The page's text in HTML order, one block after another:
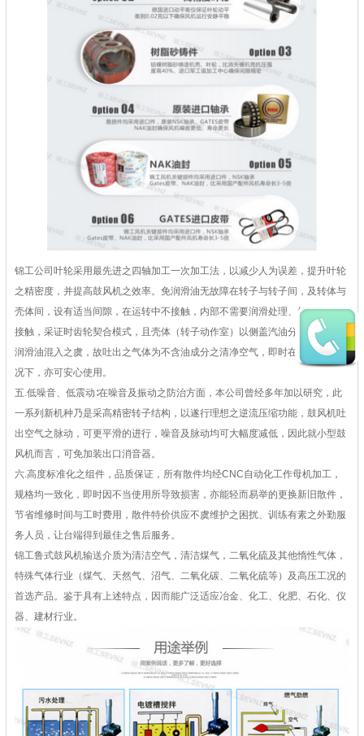
锦工公司叶轮采用最先进之四轴加工一次加工法，以减少人为误差，提升叶轮
之精密度，并提高鼓风机之效率。免润滑油无故障在转子与转子间，及转体与
壳体间，设有适当间隙，在运转中不接触，内部不需要润滑处理、机械部份之
接触，采证时齿轮契合模式，且壳体（转子动作室）以侧盖汽油分离，不致有
润滑油混入之虞，故吐出之气体为不含油成分之清净空气，即时在长期运转情
况下，亦可安心使用。
五.低噪音、低震动∶在噪音及振动之防治方面，本公司曾经多年加以研究，此
一系列新机种乃是采高精密转子结构，以遂行理想之逆流压缩功能，鼓风机吐
出空气之脉动，可更平滑的进行，噪音及脉动均可大幅度减低，因此就小型鼓
风机而言，可免加装出口消音器。
六.高度标准化之组件，品质保证，所有散件均经CNC自动化工作母机加工，
规格均一致化，即时因不当使用所导致损害，亦能轻而易举的更换新旧散件，
节省维修时间与工时费用，散件特价供应不虞维护之困扰、训练有素之外勤服
务人员，让台端得到最佳之售后服务。
锦工鲁式鼓风机输送介质为清洁空气，清洁煤气，二氧化硫及其他惰性气体，
特殊气体行业（煤气、天然气、沼气、二氧化碳、二氧化硫等）及高压工况的
首选产品。鉴于具有上述特点，因而能广泛适应冶金、化工、化肥、石化、仪
器、建材行业。